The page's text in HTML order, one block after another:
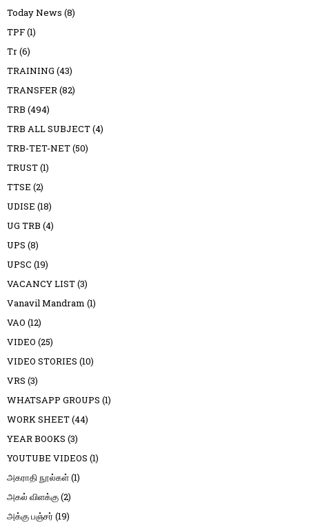
Today News (8)
TPF(1)
Tr(6)
TRAINING (43)
TRANSFER(82)
TRB (494)
TRB ALL SUBJECT(4)
TRB-TET-NET(50)
TRUST(1)
TTSE (2)
UDISE (18)
UG TRB (4)
UPS (8)
UPSC (19)
VACANCY LIST(3)
Vanavil Mandram (1)
VAO (12)
VIDEO (25)
VIDEO STORIES (10)
VRS (3)
WHATSAPP GROUPS (1)
WORK SHEET(44)
YEAR BOOKS (3)
YOUTUBE VIDEOS (1)
அகராதி நூல்கள்(1)
அகல் விளக்கு(2)
அக்கு பஞ்சர் (19)